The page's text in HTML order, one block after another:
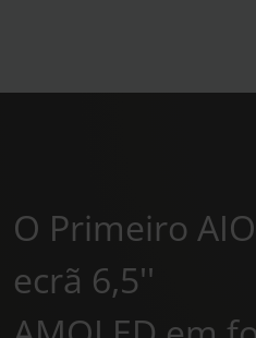
O Primeiro
ecrã 6,5''